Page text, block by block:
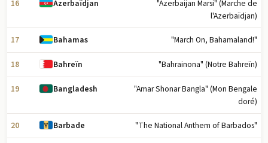
16 Azerbaïdjan
"Azerbaijan Marsi" (Marche de
l'Azerbaïdjan)
17 Bahamas "March On, Bahamaland!"
18 Bahreïn "Bahrainona" (Notre Bahreïn)
19 Bangladesh
"Amar Shonar Bangla" (Mon Bengale
doré)
20 Barbade "The National Anthem of Barbados"